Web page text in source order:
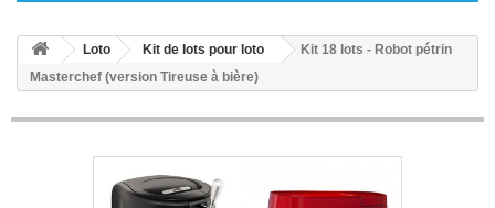
Loto Kit de lots pour loto
Kit 18 lots - Robot pétrin
Masterchef (version Tireuse à bière)